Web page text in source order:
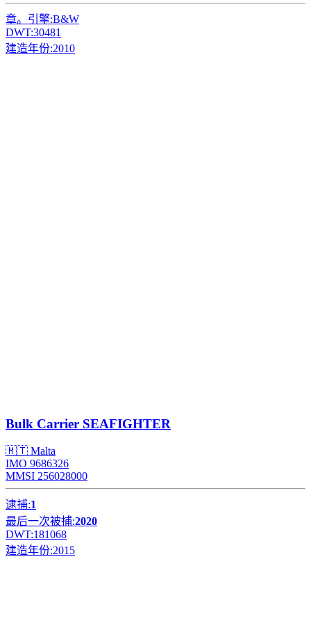
章。引擎:B&W
DWT:30481
建造年份:2010
Bulk Carrier SEAFIGHTER
🇲🇹 Malta
IMO 9686326
MMSI 256028000
逮捕:1
最后一次被捕:2020
DWT:181068
建造年份:2015